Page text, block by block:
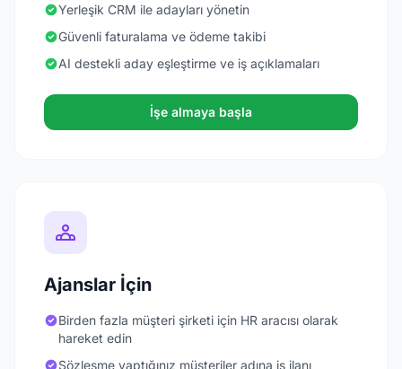
Yerleşik CRM ile adayları yönetin
Güvenli faturalama ve ödeme takibi
AI destekli aday eşleştirme ve iş açıklamaları
İşe almaya başla
Ajanslar İçin
Birden fazla müşteri şirketi için HR aracısı olarak
hareket edin
Sözleşme yaptığınız müşteriler adına iş ilanı